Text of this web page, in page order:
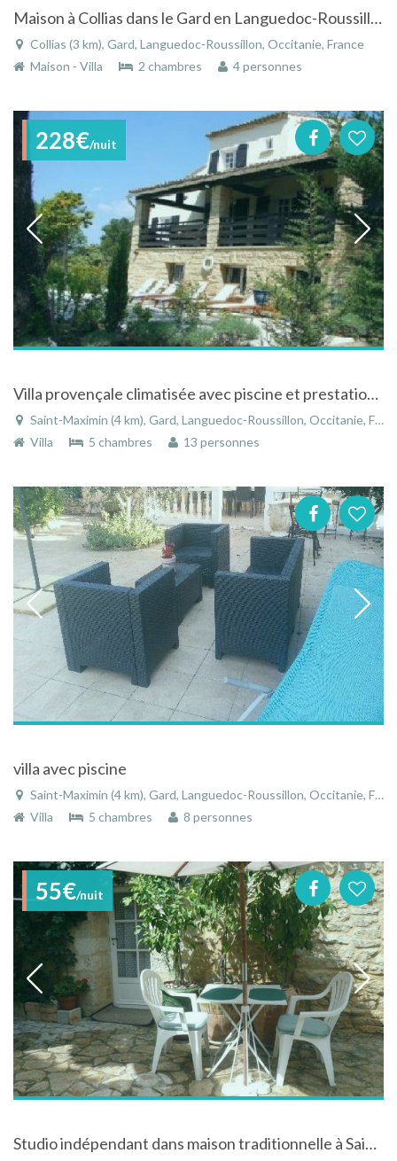
Maison à Collias dans le Gard en Languedoc-Roussillon face aux Garrigues de "Marcel Pagnol"
Collias (3 km), Gard, Languedoc-Roussillon, Occitanie, France
Maison - Villa
2 chambres 4 personnes
228€/nuit
Villa provençale climatisée avec piscine et prestations de qualité à St Maximin dans le Gard
Saint-Maximin (4 km), Gard, Languedoc-Roussillon, Occitanie, France
Villa
5 chambres 13 personnes
villa avec piscine
Saint-Maximin (4 km), Gard, Languedoc-Roussillon, Occitanie, France
Villa
5 chambres 8 personnes
55€/nuit
Studio indépendant dans maison traditionnelle à Saint Siffret